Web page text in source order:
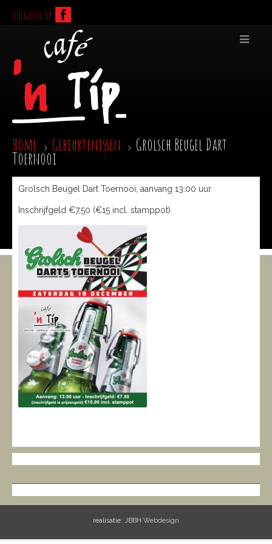
Volg ons op
Home Gebeurtenissen Grolsch Beugel Dart
Toernooi
Grolsch Beugel Dart Toernooi, aanvang 13:00 uur
Inschrijfgeld €7,50 (€15 incl. stamppot)
realisatie: JBBH Webdesign